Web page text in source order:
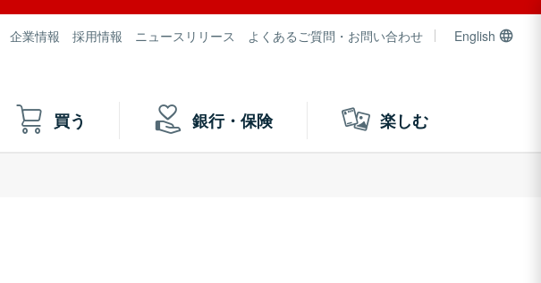
企業情報 採用情報 ニュースリリース よくあるご質問・お問い合わせ English
買う 銀行・保険 楽しむ